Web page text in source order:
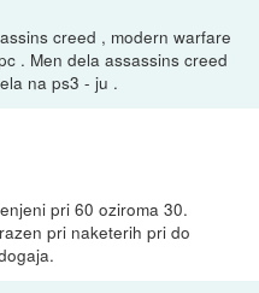
creed , modern warfare
. Men dela assassins creed
na ps3 - ju .
pri 60 oziroma 30.
pri naketerih pri do